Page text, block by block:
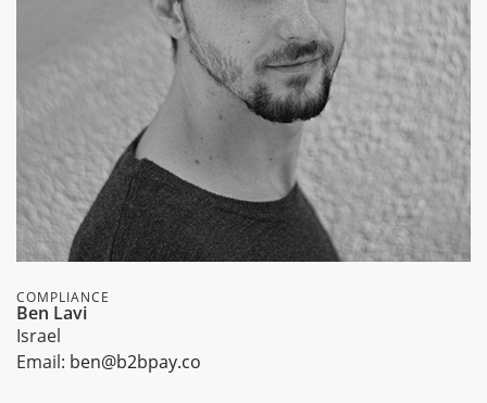
COMPLIANCE
Ben Lavi
Israel
Email: ben@b2bpay.co